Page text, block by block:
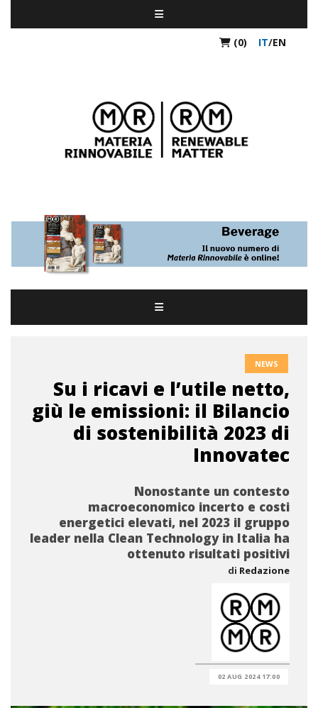
(0) IT/EN
NEWS
Su i ricavi e l’utile netto,
giù le emissioni: il Bilancio
di sostenibilità 2023 di
Innovatec
Nonostante un contesto
macroeconomico incerto e costi
energetici elevati, nel 2023 il gruppo
leader nella Clean Technology in Italia ha
ottenuto risultati positivi
di Redazione
02 AUG 2024 17:00